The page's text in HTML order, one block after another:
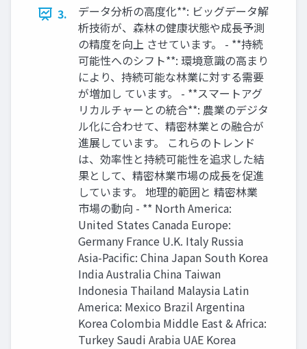
3.
データ分析の高度化**: ビッグデータ解
析技術が、森林の健康状態や成長予測
の精度を向上 させています。 - **持続
可能性へのシフト**: 環境意識の高まり
により、持続可能な林業に対する需要
が増加し ています。 - **スマートアグ
リカルチャーとの統合**: 農業のデジタ
ル化に合わせて、精密林業との融合が
進展しています。 これらのトレンド
は、効率性と持続可能性を追求した結
果として、精密林業市場の成長を促進
しています。 地理的範囲と 精密林業
市場の動向 - ** North America:
United States Canada Europe:
Germany France U.K. Italy Russia
Asia-Pacific: China Japan South Korea
India Australia China Taiwan
Indonesia Thailand Malaysia Latin
America: Mexico Brazil Argentina
Korea Colombia Middle East & Africa:
Turkey Saudi Arabia UAE Korea